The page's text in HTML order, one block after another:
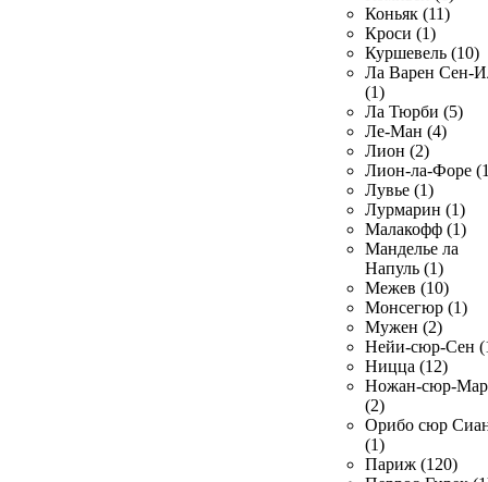
Коньяк (11)
Кроси (1)
Куршевель (10)
Ла Варен Сен-
(1)
Ла Тюрби (5)
Ле-Ман (4)
Лион (2)
Лион-ла-Форе
Лувье (1)
Лурмарин (1)
Малакофф (1)
Манделье ла
Напуль (1)
Межев (10)
Монсегюр (1)
Мужен (2)
Нейи-сюр-Сен
Ницца (12)
Ножан-сюр-
(2)
Орибо сюр
(1)
Париж (120)